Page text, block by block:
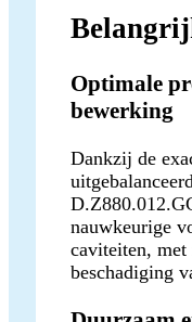
Optimale
bewerking
Dankzij de
nauwkeurige
caviteiten,
beschadiging